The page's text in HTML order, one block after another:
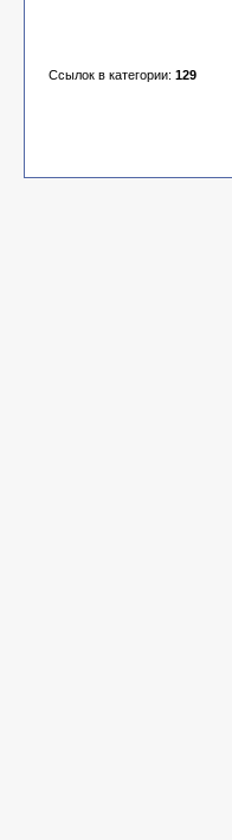
Ссылок в категории: 129